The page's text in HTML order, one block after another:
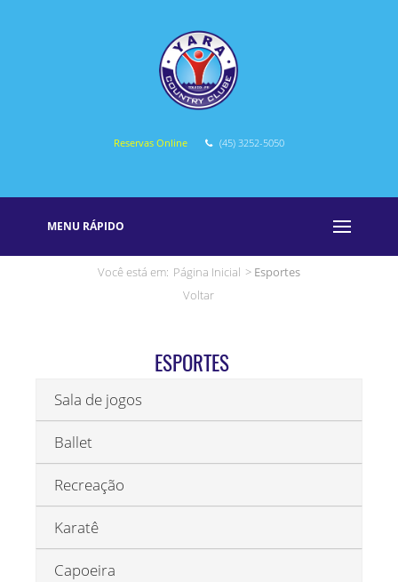
Reservas Online (45) 3252-5050
MENU RÁPIDO
Você está em: Página Inicial > Esportes
Voltar
ESPORTES
Sala de jogos
Ballet
Recreação
Karatê
Capoeira